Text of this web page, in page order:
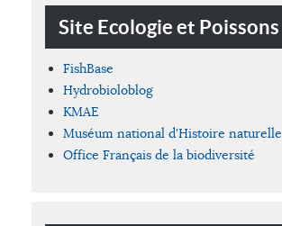
Site Ecologie et Poissons
FishBase
Hydrobioloblog
KMAE
Muséum national d'Histoire naturelle
Office Français de la biodiversité